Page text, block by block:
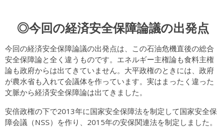
◎今回の経済安全保障論議の出発点
今回の経済安全保障論議の出発点は、この石油危機直後の総合
安全保障論と全く違うものです。エネルギー主権論も食料主権
論も政府からは出てきていません。大平政権のときには、政府
が農水省も入れて会議体を作っています。実はまったく違った
文脈から経済安全保障論は出てきました。
安倍政権の下で2013年に国家安全保障法を制定して国家安全保
障会議（NSS）を作り、2015年の安保関連法を制定しました。